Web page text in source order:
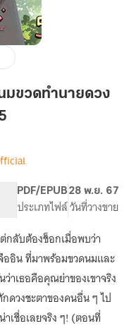
ขวดทำนายดวง
รรพบุรุษ
PDF/EPUB
ประเภทไฟล์
28 พ.ย. 67
วันที่วางขาย
กลับต้องช็อกเมื่อพบว่า
อิน ที่มาพร้อมขวดนมและ
าเธอคือคุณย่าของเขาจริง
วงชะตาของคนอื่น ๆ ไป
เชื่อเลยจริง ๆ! (ตอนที่